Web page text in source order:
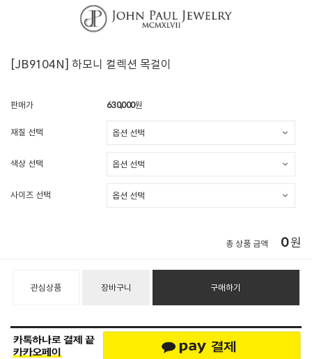
[JB9104N] 하모니 컬렉션 목걸이
판매가 630,000원
재질 선택
색상 선택
사이즈 선택
총 상품 금액 0원
관심상품 장바구니 구매하기